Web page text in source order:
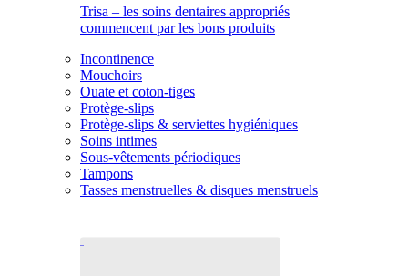
Trisa – les soins dentaires appropriés
commencent par les bons produits
Incontinence
Mouchoirs
Ouate et coton-tiges
Protège-slips
Protège-slips & serviettes hygiéniques
Soins intimes
Sous-vêtements périodiques
Tampons
Tasses menstruelles & disques menstruels